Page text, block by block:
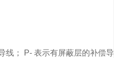
线； P- 表示有屏蔽层的补偿导